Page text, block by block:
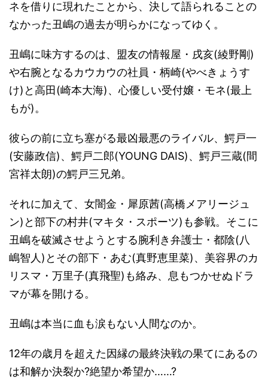
ネを借りに現れたことから、決して語られることの
なかった丑嶋の過去が明らかになってゆく。
丑嶋に味方するのは、盟友の情報屋・戌亥(綾野剛)
や右腕となるカウカウの社員・柄崎(やべきょうす
け)と高田(崎本大海)、心優しい受付嬢・モネ(最上
もが)。
彼らの前に立ち塞がる最凶最悪のライバル、鰐戸一
(安藤政信)、鰐戸二郎(YOUNG DAIS)、鰐戸三蔵(間
宮祥太朗)の鰐戸三兄弟。
それに加えて、女闇金・犀原茜(高橋メアリージュ
ン)と部下の村井(マキタ・スポーツ)も参戦。そこに
丑嶋を破滅させようとする腕利き弁護士・都陰(八
嶋智人)とその部下・あむ(真野恵里菜)、美容界のカ
リスマ・万里子(真飛聖)も絡み、息もつかせぬドラ
マが幕を開ける。
丑嶋は本当に血も涙もない人間なのか。
12年の歳月を超えた因縁の最終決戦の果てにあるの
は和解か決裂か?絶望か希望か……?